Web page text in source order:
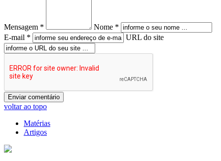
Mensagem *
Nome *
E-mail *
URL do site
voltar ao topo
Matérias
Artigos